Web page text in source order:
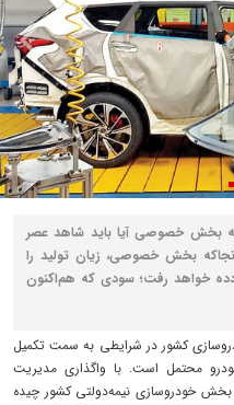
بخش خصوصی آیا باید شاهد عصر
بخش خصوصی، زیان تولید را
خواهد رفت؛ سودی که هم‌اکنون
کشور در شرایطی به سمت تکمیل
محتمل است. با واگذاری مدیریت
خودروسازی نیمه‌دولتی کشور چیده